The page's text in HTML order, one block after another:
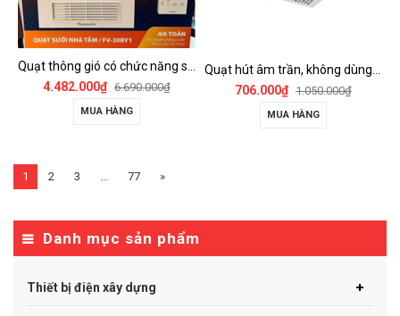
4.482.000₫ 6.690.000₫
MUA HÀNG
Quạt hút âm trần, không dùng ống dẫn Panasonic - FV-25TGU6
706.000₫ 1.050.000₫
MUA HÀNG
1 2 3 ... 77 »
Danh mục sản phẩm
Thiết bị điện xây dựng